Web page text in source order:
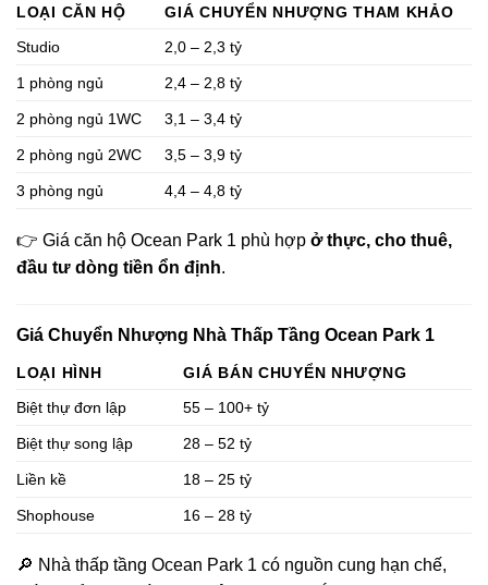
LOẠI CĂN HỘ
GIÁ CHUYỂN NHƯỢNG THAM KHẢO
Studio
2,0 – 2,3 tỷ
1 phòng ngủ 2,4 – 2,8 tỷ
2 phòng ngủ 1WC 3,1 – 3,4 tỷ
2 phòng ngủ 2WC 3,5 – 3,9 tỷ
3 phòng ngủ 4,4 – 4,8 tỷ
👉 Giá căn hộ Ocean Park 1 phù hợp ở thực, cho thuê,
đầu tư dòng tiền ổn định.
Giá Chuyển Nhượng Nhà Thấp Tầng Ocean Park 1
LOẠI HÌNH
GIÁ BÁN CHUYỂN NHƯỢNG
Biệt thự đơn lập
55 – 100+ tỷ
Biệt thự song lập 28 – 52 tỷ
Liền kề 18 – 25 tỷ
Shophouse 16 – 28 tỷ
🔎 Nhà thấp tầng Ocean Park 1 có nguồn cung hạn chế,